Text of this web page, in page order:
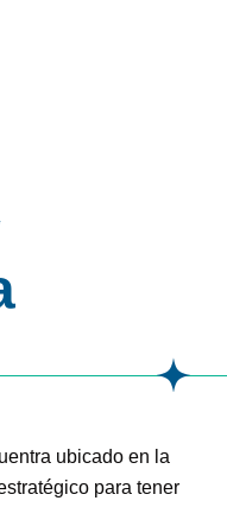
ubicado en la
para tener